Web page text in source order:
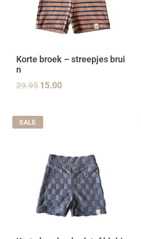
Korte broek – streepjes brui
n
29.95 15.00
SALE